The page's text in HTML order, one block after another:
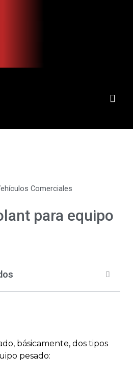
Comerciales
para equipo
básicamente, dos tipos
pesado: